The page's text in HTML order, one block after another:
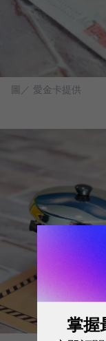
圖／ 愛金卡提供
掌握